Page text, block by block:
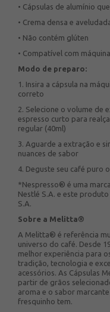
• Cápsulas de alumínio
• Crema densa e
• Não contém glúten
• Compatível com
Modo de preparo:
1. Insira a cápsula na
correto
2. Selecione o volume de
espresso curto para
regular (40ml)
3. Aguarde a extração e
nuances de sabor
4. Deguste seu café puro
*Nespresso® é uma
Nestlé S.A. e este
S.A.
Sobre a Melitta®
A Melitta® é referência
universo do café. Desde
melhor experiência para
tradição, tecnologia e
acessórios. As Cápsulas
partir de grãos
aroma e o sabor
fresquinho tem.